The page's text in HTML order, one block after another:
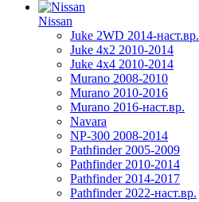
Nissan
Juke 2WD 2014-наст.вр.
Juke 4x2 2010-2014
Juke 4x4 2010-2014
Murano 2008-2010
Murano 2010-2016
Murano 2016-наст.вр.
Navara
NP-300 2008-2014
Pathfinder 2005-2009
Pathfinder 2010-2014
Pathfinder 2014-2017
Pathfinder 2022-наст.вр.